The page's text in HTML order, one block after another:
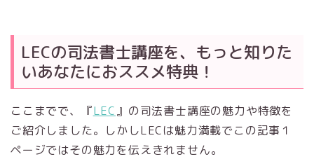
LECの司法書士講座を、もっと知りた
いあなたにおススメ特典！
ここまでで、『LEC』の司法書士講座の魅力や特徴を
ご紹介しました。しかしLECは魅力満載でこの記事１
ページではその魅力を伝えきれません。